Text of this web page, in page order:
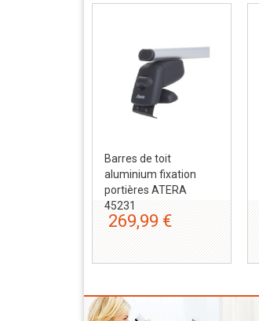
Barres de toit
aluminium fixation
portières ATERA
45231
269,99 €